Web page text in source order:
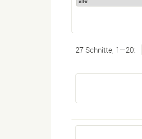
27 Schnitte, 1—20: